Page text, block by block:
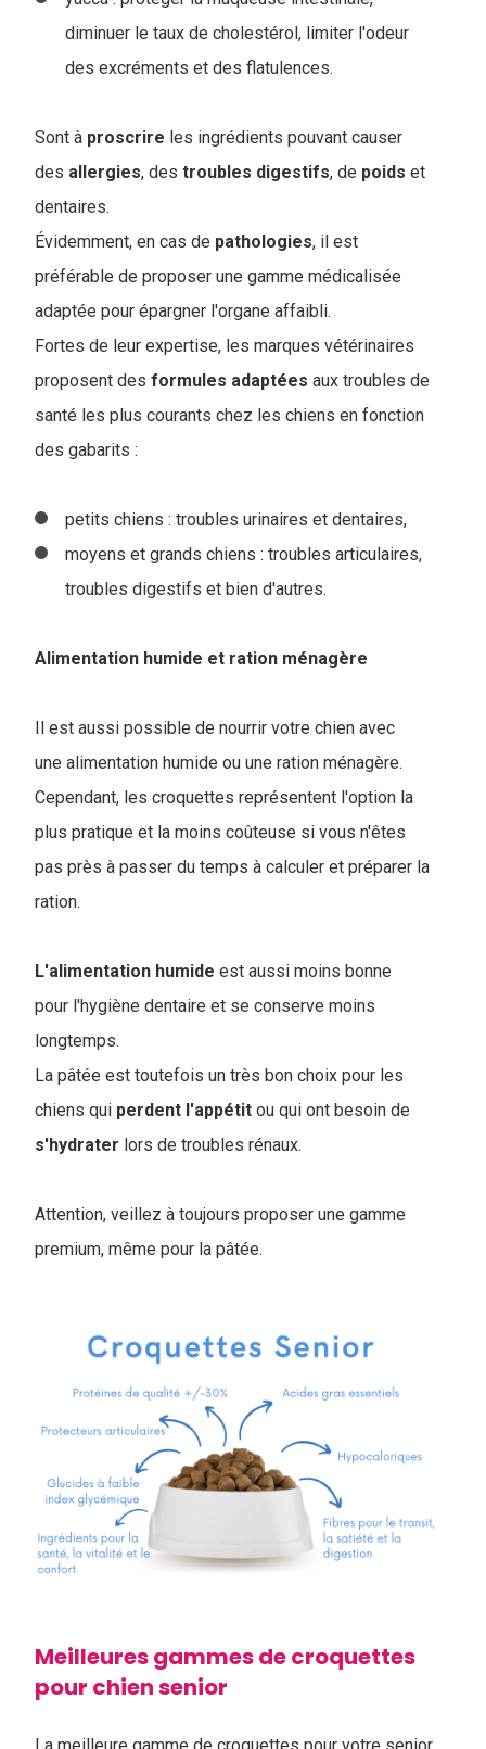
diminuer le taux de cholestérol, limiter l'odeur
des excréments et des flatulences.
Sont à proscrire les ingrédients pouvant causer
des allergies, des troubles digestifs, de poids et
dentaires.
Évidemment, en cas de pathologies, il est
préférable de proposer une gamme médicalisée
adaptée pour épargner l'organe affaibli.
Fortes de leur expertise, les marques vétérinaires
proposent des formules adaptées aux troubles de
santé les plus courants chez les chiens en fonction
des gabarits :
petits chiens : troubles urinaires et dentaires,
moyens et grands chiens : troubles articulaires,
troubles digestifs et bien d'autres.
Alimentation humide et ration ménagère
Il est aussi possible de nourrir votre chien avec
une alimentation humide ou une ration ménagère.
Cependant, les croquettes représentent l'option la
plus pratique et la moins coûteuse si vous n'êtes
pas près à passer du temps à calculer et préparer la
ration.
L'alimentation humide est aussi moins bonne
pour l'hygiène dentaire et se conserve moins
longtemps.
La pâtée est toutefois un très bon choix pour les
chiens qui perdent l'appétit ou qui ont besoin de
s'hydrater lors de troubles rénaux.
Attention, veillez à toujours proposer une gamme
premium, même pour la pâtée.
Meilleures gammes de croquettes
pour chien senior